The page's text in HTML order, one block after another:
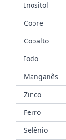
Inositol
Cobre
Cobalto
Iodo
Manganês
Zinco
Ferro
Selênio